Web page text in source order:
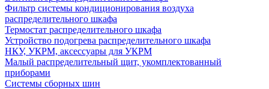
Фильтр системы кондиционирования воздуха
распределительного шкафа
Термостат распределительного шкафа
Устройство подогрева распределительного шкафа
НКУ, УКРМ, аксессуары для УКРМ
Малый распределительный щит, укомплектованный
приборами
Системы сборных шин